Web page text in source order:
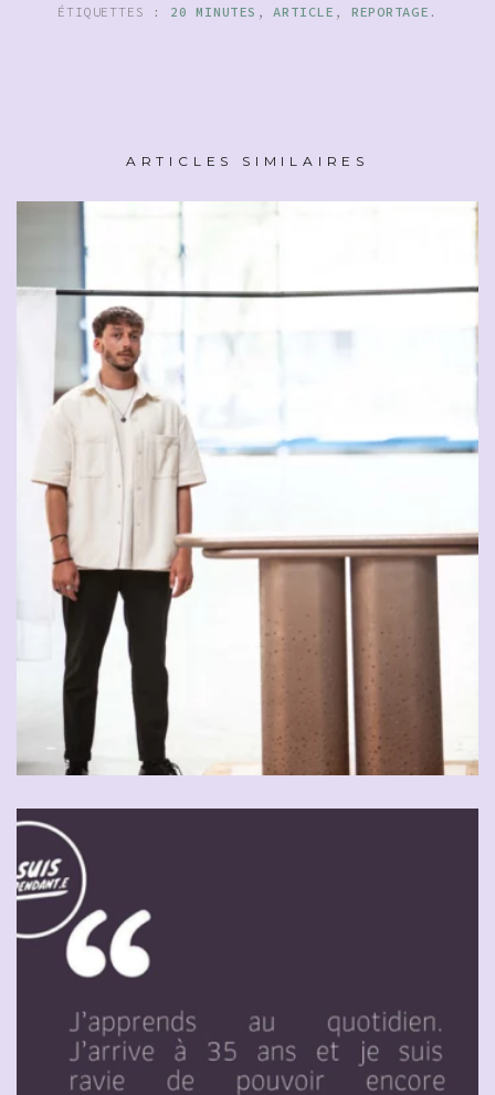
ÉTIQUETTES : 20 MINUTES ,ARTICLE , REPORTAGE .
ARTICLES SIMILAIRES